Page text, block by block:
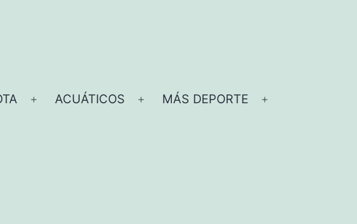
Abrir
ACUÁTICOS
Abrir
MÁS DEPORTE